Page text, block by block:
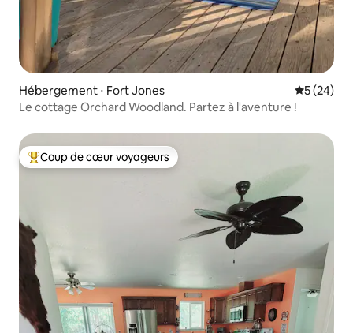
Hébergement ⋅ Fort Jones
5 (24)
Le cottage Orchard Woodland. Partez à l'aventure !
Coups de cœur voyageurs les plus appréciés
Coup de cœur voyageurs